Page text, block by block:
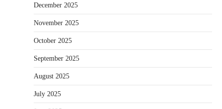
December 2025
November 2025
October 2025
September 2025
August 2025
July 2025